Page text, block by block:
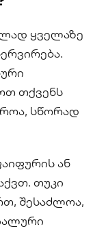
ყველაზე
თქვენს
სწორად
ან
თუკი
შესაძლოა,